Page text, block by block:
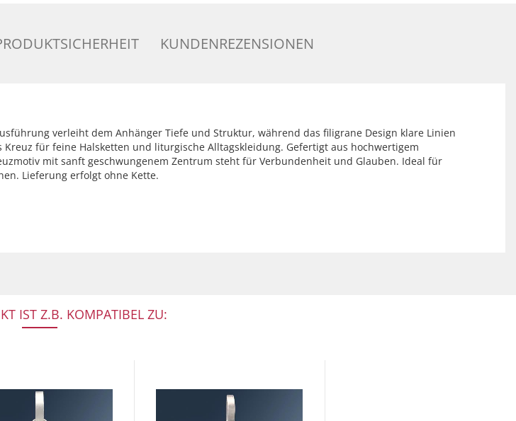
KUNDENREZENSIONEN
verleiht dem Anhänger Tiefe und Struktur, während das filigrane Design klare Linien
für feine Halsketten und liturgische Alltagskleidung. Gefertigt aus hochwertigem
mit sanft geschwungenem Zentrum steht für Verbundenheit und Glauben. Ideal für
Lieferung erfolgt ohne Kette.
IST Z.B. KOMPATIBEL ZU: